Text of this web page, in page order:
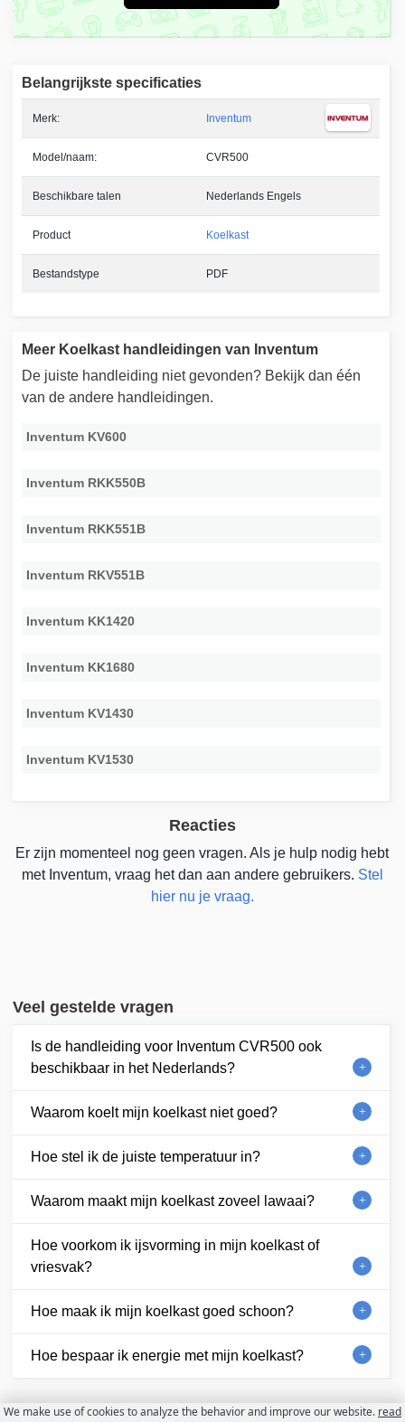
Belangrijkste specificaties
Merk: Inventum
Model/naam: CVR500
Beschikbare talen Nederlands Engels
Product Koelkast
Bestandstype PDF
Meer Koelkast handleidingen van Inventum
De juiste handleiding niet gevonden? Bekijk dan één
van de andere handleidingen.
Inventum KV600
Inventum RKK550B
Inventum RKK551B
Inventum RKV551B
Inventum KK1420
Inventum KK1680
Inventum KV1430
Inventum KV1530
Reacties
Er zijn momenteel nog geen vragen. Als je hulp nodig hebt
met Inventum, vraag het dan aan andere gebruikers. Stel
hier nu je vraag.
Veel gestelde vragen
Is de handleiding voor Inventum CVR500 ook
beschikbaar in het Nederlands?
Waarom koelt mijn koelkast niet goed?
Hoe stel ik de juiste temperatuur in?
Waarom maakt mijn koelkast zoveel lawaai?
Hoe voorkom ik ijsvorming in mijn koelkast of
vriesvak?
Hoe maak ik mijn koelkast goed schoon?
Hoe bespaar ik energie met mijn koelkast?
We make use of cookies to analyze the behavior and improve our website. read